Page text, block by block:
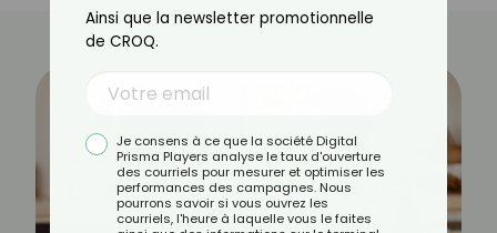
Ainsi que la newsletter promotionnelle
de CROQ.
Je consens à ce que la société Digital
Prisma Players analyse le taux d'ouverture
des courriels pour mesurer et optimiser les
performances des campagnes. Nous
pourrons savoir si vous ouvrez les
courriels, l'heure à laquelle vous le faites